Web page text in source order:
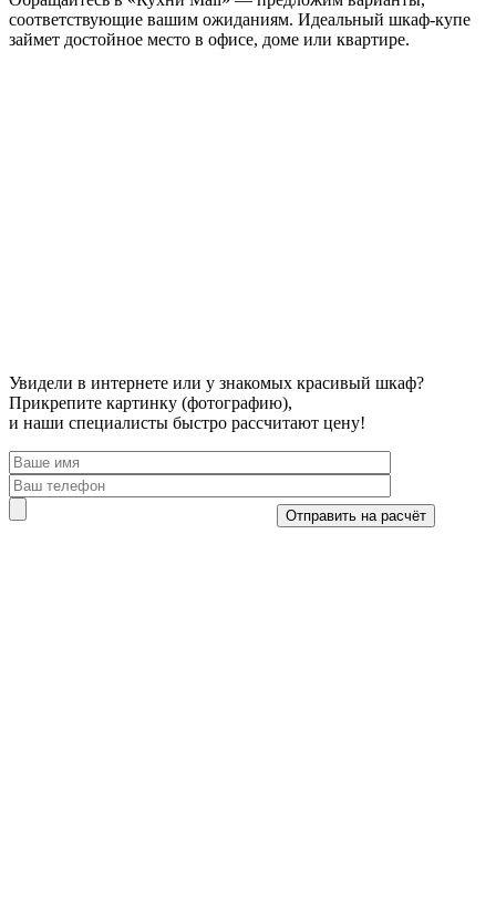
соответствующие вашим ожиданиям. Идеальный шкаф-купе
займет достойное место в офисе, доме или квартире.
Увидели в интернете или у знакомых красивый шкаф?
Прикрепите картинку (фотографию),
и наши специалисты быстро рассчитают цену!